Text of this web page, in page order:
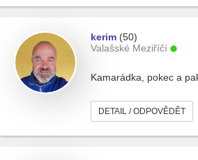
kerim (50)
Valašské Meziříčí
Kamarádka, pokec a
DETAIL / ODPOVĚDĚT